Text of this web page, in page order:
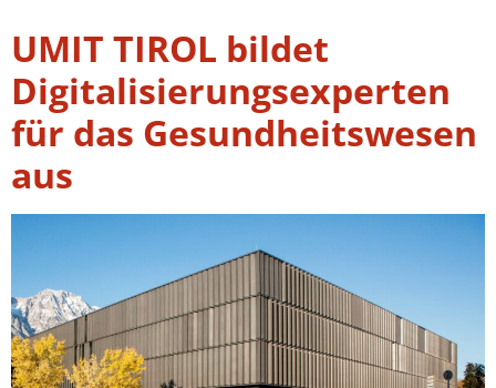
UMIT TIROL bildet
Digitalisierungsexperten
für das Gesundheitswesen
aus